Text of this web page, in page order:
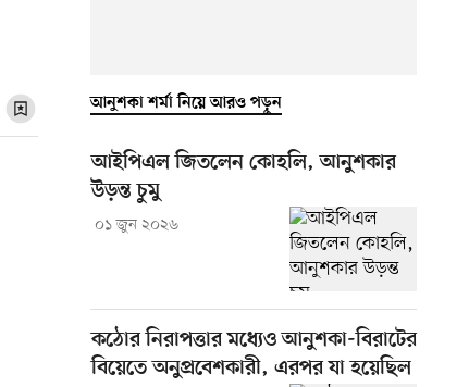
আনুশকা শর্মা নিয়ে আরও পড়ুন
আইপিএল জিতলেন কোহলি, আনুশকার
উড়ন্ত চুমু
০১ জুন ২০২৬
কঠোর নিরাপত্তার মধ্যেও আনুশকা-বিরাটের
বিয়েতে অনুপ্রবেশকারী, এরপর যা হয়েছিল